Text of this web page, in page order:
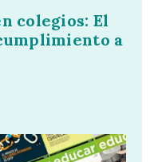
colegios: El
a